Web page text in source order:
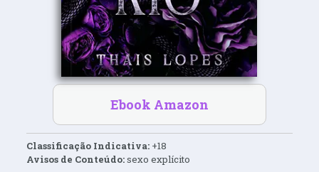
Ebook Amazon
Classificação Indicativa:+18
Avisos de Conteúdo:sexo explícito